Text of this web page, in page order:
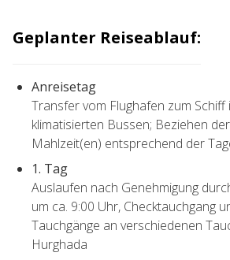
Geplanter Reiseablauf:
Anreisetag
Transfer vom Flughafen zum
klimatisierten Bussen; Beziehen
Mahlzeit(en) entsprechend der
1. Tag
Auslaufen nach Genehmigung
um ca. 9:00 Uhr, Checktauchgang
Tauchgänge an verschiedenen
Hurghada